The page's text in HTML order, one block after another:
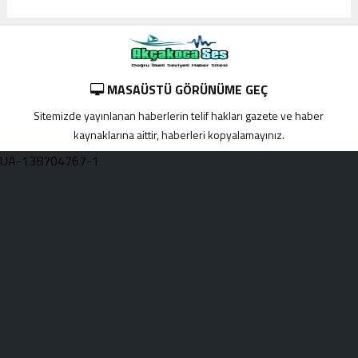
MASAÜSTÜ GÖRÜNÜME GEÇ
Sitemizde yayınlanan haberlerin telif hakları gazete ve haber
kaynaklarına aittir, haberleri kopyalamayınız.
UA-138704767-1